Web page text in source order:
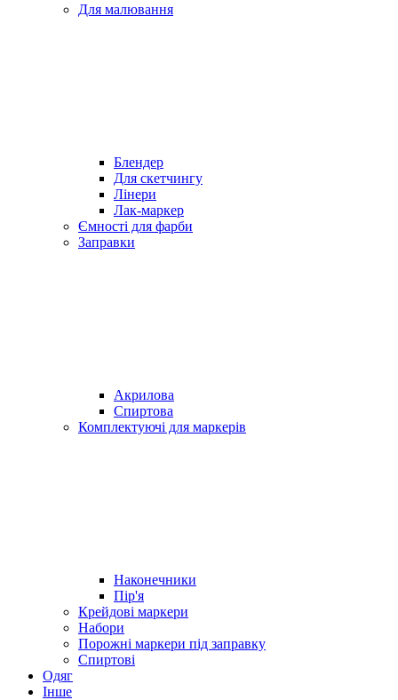
Для малювання
Блендер
Для скетчингу
Лінери
Лак-маркер
Ємності для фарби
Заправки
Акрилова
Спиртова
Комплектуючі для маркерів
Наконечники
Пір'я
Крейдові маркери
Набори
Порожні маркери під заправку
Спиртові
Одяг
Інше